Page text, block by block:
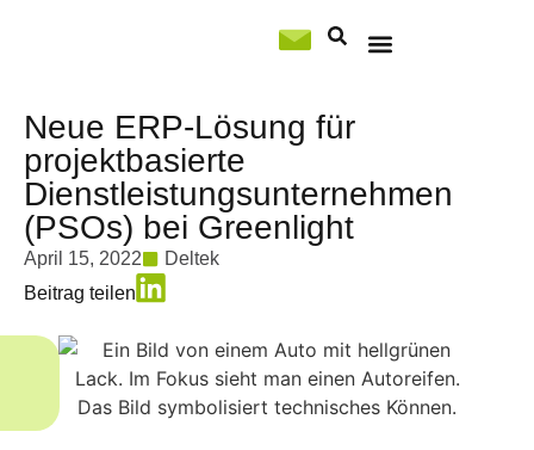
Neue ERP-Lösung für
projektbasierte
Dienstleistungsunternehmen
(PSOs) bei Greenlight
April 15, 2022
Deltek
Beitrag teilen